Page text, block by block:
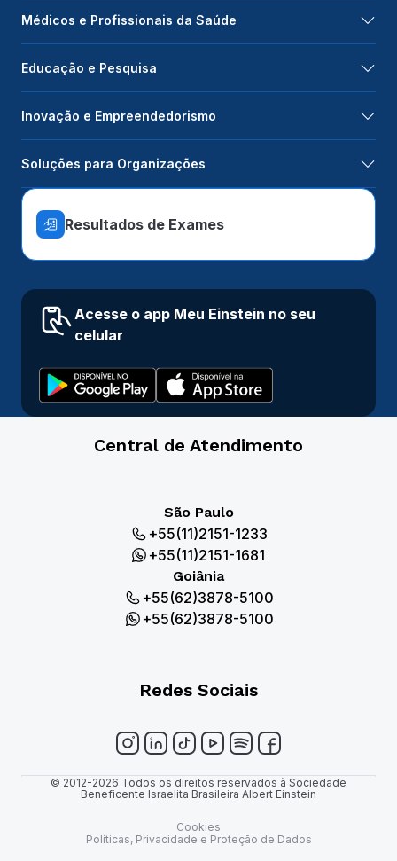
Médicos e Profissionais da Saúde
Educação e Pesquisa
Inovação e Empreendedorismo
Soluções para Organizações
Resultados de Exames
Acesse o app Meu Einstein no seu
celular
Central de Atendimento
São Paulo
+55(11)2151-1233
+55(11)2151-1681
Goiânia
+55(62)3878-5100
+55(62)3878-5100
Redes Sociais
© 2012-2026 Todos os direitos reservados à Sociedade
Beneficente Israelita Brasileira Albert Einstein
Cookies
Políticas, Privacidade e Proteção de Dados